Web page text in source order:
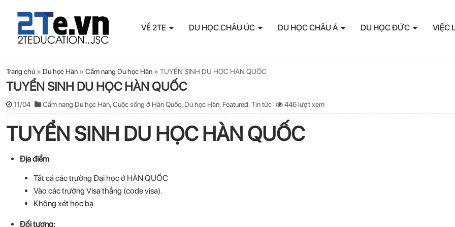
VỀ 2TE DU HỌC CHÂU ÚC DU HỌC CHÂU Á DU HỌC ĐỨC VIỆC
Trang chủ » Du học Hàn » Cẩm nang Du học Hàn » TUYỂN SINH DU HỌC HÀN QUỐC
TUYỂN SINH DU HỌC HÀN QUỐC
11/04 Cẩm nang Du học Hàn,Cuộc sống ở Hàn Quốc, Du học Hàn, Featured,Tin tức 446 lượt xem
TUYỂN SINH DU HỌC HÀN QUỐC
Địa điểm
Tất cả các trường Đại học ở HÀN QUỐC
Vào các trường Visa thẳng (code visa).
Không xét học bạ
Đối tượng: